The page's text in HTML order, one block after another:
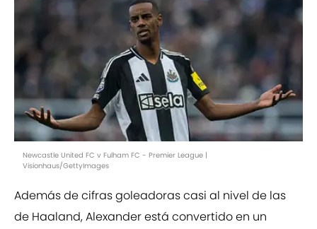
Newcastle United FC v Fulham FC - Premier League |
Visionhaus/GettyImages
Además de cifras goleadoras casi al nivel de las
de Haaland, Alexander está convertido en un